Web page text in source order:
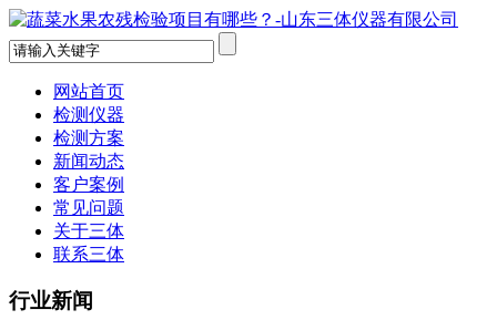
网站首页
检测仪器
检测方案
新闻动态
客户案例
常见问题
关于三体
联系三体
行业新闻